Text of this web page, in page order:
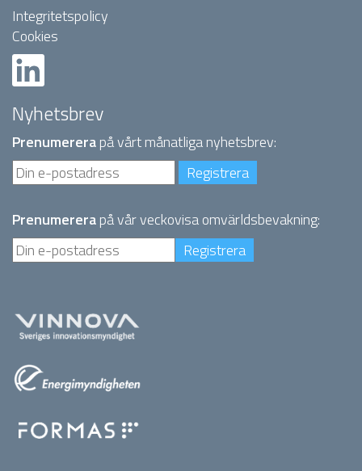
Integritetspolicy
Cookies
Nyhetsbrev
Prenumererapå vårt månatliga nyhetsbrev:
Prenumererapå vår veckovisa omvärldsbevakning: